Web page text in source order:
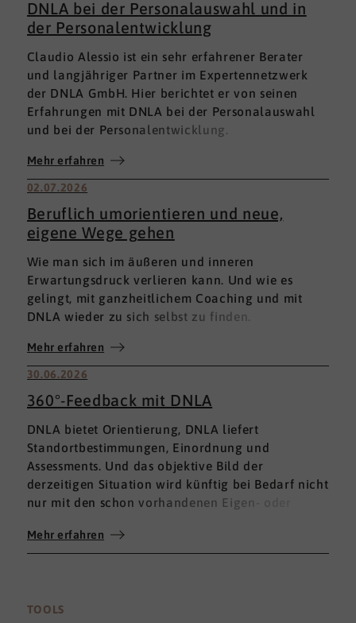
DNLA bei der Personalauswahl und in
der Personalentwicklung
Claudio Alessio ist ein sehr erfahrener Berater
und langjähriger Partner im Expertennetzwerk
der DNLA GmbH. Hier berichtet er von seinen
Erfahrungen mit DNLA bei der Personalauswahl
und bei der Personalentwicklung.
Mehr erfahren
02.07.2026
Beruflich umorientieren und neue,
eigene Wege gehen
Wie man sich im äußeren und inneren
Erwartungsdruck verlieren kann. Und wie es
gelingt, mit ganzheitlichem Coaching und mit
DNLA wieder zu sich selbst zu finden.
Mehr erfahren
30.06.2026
360°-Feedback mit DNLA
DNLA bietet Orientierung, DNLA liefert
Standortbestimmungen, Einordnung und
Assessments. Und das objektive Bild der
derzeitigen Situation wird künftig bei Bedarf nicht
nur mit den schon vorhandenen Eigen- oder
umfassenden 360°-Feedback.
Mehr erfahren
TOOLS